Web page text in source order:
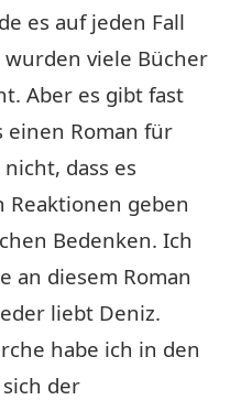
es auf jeden Fall
wurden viele Bücher
Aber es gibt fast
einen Roman für
dass es
geben
Bedenken. Ich
an diesem Roman
liebt Deniz.
habe ich in den
der